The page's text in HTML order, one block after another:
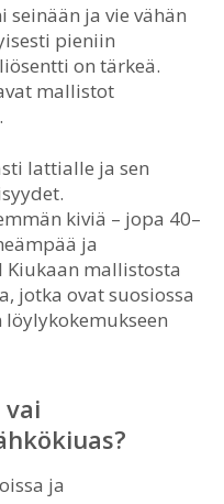
seinään ja vie vähän
pieniin
on tärkeä.
mallistot
lattialle ja sen
kiviä – jopa 40–
ja
Kiukaan mallistosta
jotka ovat suosiossa
ja